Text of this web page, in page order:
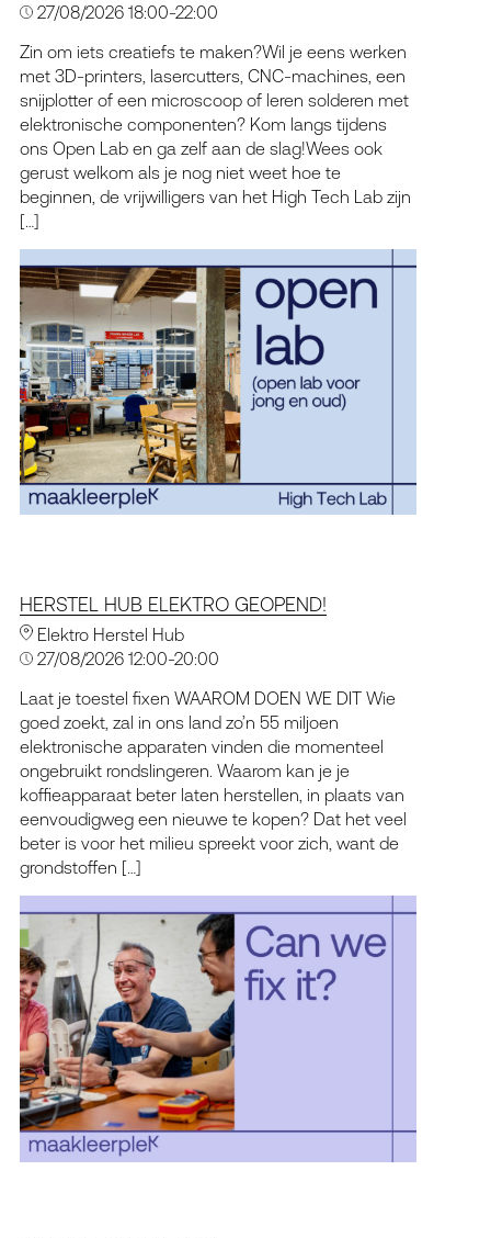
27/08/2026 18:00-22:00
Zin om iets creatiefs te maken?Wil je eens werken
met 3D-printers, lasercutters, CNC-machines, een
snijplotter of een microscoop of leren solderen met
elektronische componenten? Kom langs tijdens
ons Open Lab en ga zelf aan de slag!Wees ook
gerust welkom als je nog niet weet hoe te
beginnen, de vrijwilligers van het High Tech Lab zijn
[…]
HERSTEL HUB ELEKTRO GEOPEND!
Elektro Herstel Hub
27/08/2026 12:00-20:00
Laat je toestel fixen WAAROM DOEN WE DIT Wie
goed zoekt, zal in ons land zo’n 55 miljoen
elektronische apparaten vinden die momenteel
ongebruikt rondslingeren. Waarom kan je je
koffieapparaat beter laten herstellen, in plaats van
eenvoudigweg een nieuwe te kopen? Dat het veel
beter is voor het milieu spreekt voor zich, want de
grondstoffen […]